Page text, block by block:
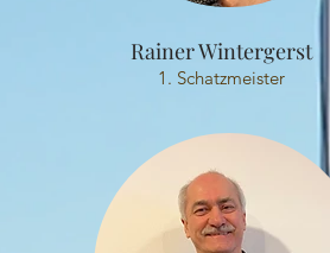
Rainer Wintergerst
1. Schatzmeister